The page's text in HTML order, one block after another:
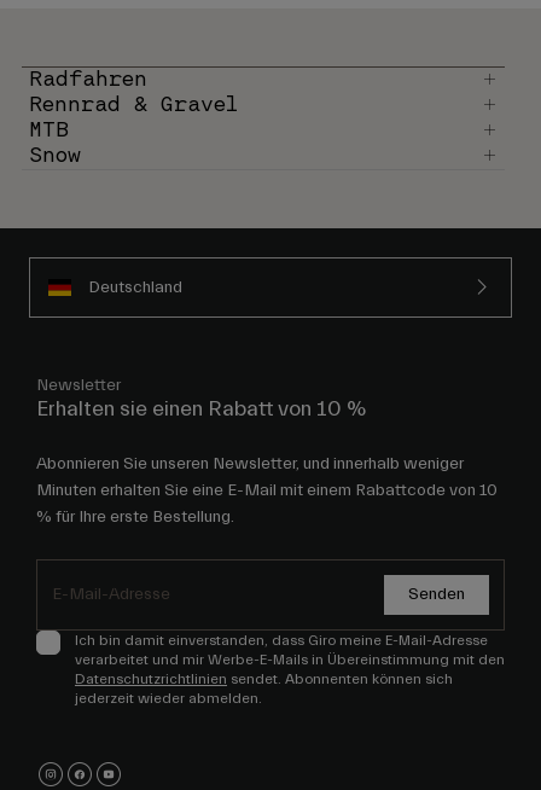
Radfahren
Rennrad & Gravel
MTB
Snow
Deutschland
Newsletter
Erhalten sie einen Rabatt von 10 %
Abonnieren Sie unseren Newsletter, und innerhalb weniger
Minuten erhalten Sie eine E-Mail mit einem Rabattcode von 10
% für Ihre erste Bestellung.
Senden
Ich bin damit einverstanden, dass Giro meine E-Mail-Adresse
verarbeitet und mir Werbe-E-Mails in Übereinstimmung mit den
Datenschutzrichtlinien sendet. Abonnenten können sich
jederzeit wieder abmelden.